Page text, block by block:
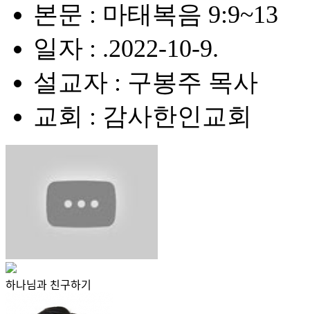
본문 : 마태복음 9:9~13
일자 : .2022-10-9.
설교자 : 구봉주 목사
교회 : 감사한인교회
하나님과 친구하기